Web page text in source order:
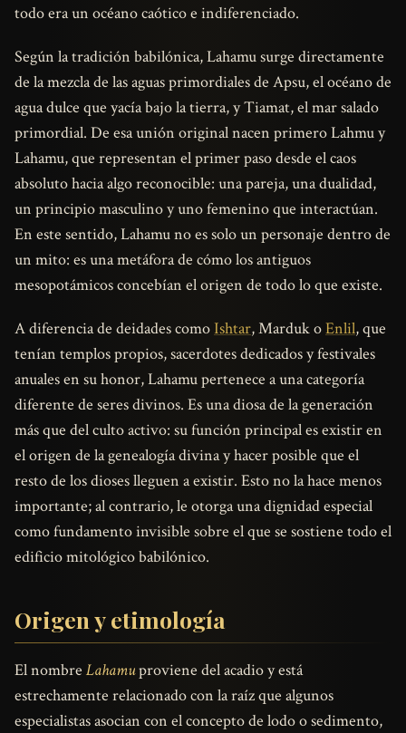
todo era un océano caótico e indiferenciado.
Según la tradición babilónica, Lahamu surge directamente
de la mezcla de las aguas primordiales de Apsu, el océano de
agua dulce que yacía bajo la tierra, y Tiamat, el mar salado
primordial. De esa unión original nacen primero Lahmu y
Lahamu, que representan el primer paso desde el caos
absoluto hacia algo reconocible: una pareja, una dualidad,
un principio masculino y uno femenino que interactúan.
En este sentido, Lahamu no es solo un personaje dentro de
un mito: es una metáfora de cómo los antiguos
mesopotámicos concebían el origen de todo lo que existe.
A diferencia de deidades comoIshtar, Marduk oEnlil, que
tenían templos propios, sacerdotes dedicados y festivales
anuales en su honor, Lahamu pertenece a una categoría
diferente de seres divinos. Es una diosa de la generación
más que del culto activo: su función principal es existir en
el origen de la genealogía divina y hacer posible que el
resto de los dioses lleguen a existir. Esto no la hace menos
importante; al contrario, le otorga una dignidad especial
como fundamento invisible sobre el que se sostiene todo el
edificio mitológico babilónico.
Origen y etimología
El nombre Lahamuproviene del acadio y está
estrechamente relacionado con la raíz que algunos
especialistas asocian con el concepto de lodo o sedimento,